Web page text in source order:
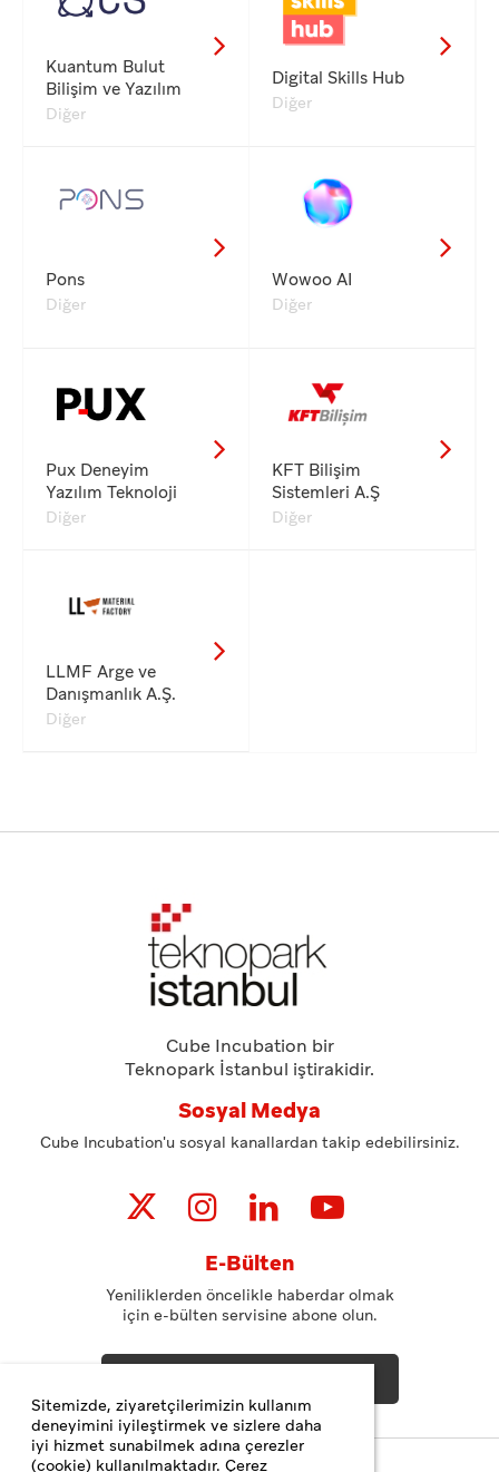
Sitemizde, ziyaretçilerimizin kullanım
deneyimini iyileştirmek ve sizlere daha
iyi hizmet sunabilmek adına çerezler
(cookie) kullanılmaktadır. Çerez
Kuantum Bulut
Bilişim ve Yazılım
Diğer
Digital Skills Hub
Diğer
Pons
Diğer
Wowoo AI
Diğer
Pux Deneyim
Yazılım Teknoloji
Diğer
KFT Bilişim
Sistemleri A.Ş
Diğer
LLMF Arge ve
Danışmanlık A.Ş.
Diğer
Cube Incubation bir
Teknopark İstanbul iştirakidir.
Sosyal Medya
Cube Incubation'u sosyal kanallardan takip edebilirsiniz.
E-Bülten
Yeniliklerden öncelikle haberdar olmak
için e-bülten servisine abone olun.